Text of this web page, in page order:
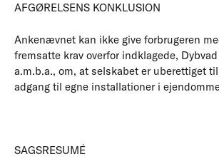
AFGØRELSENS KONKLUSION
Ankenævnet kan ikke give forbrugeren
fremsatte krav overfor indklagede,
a.m.b.a., om, at selskabet er uberettiget
adgang til egne installationer i
SAGSRESUMÉ